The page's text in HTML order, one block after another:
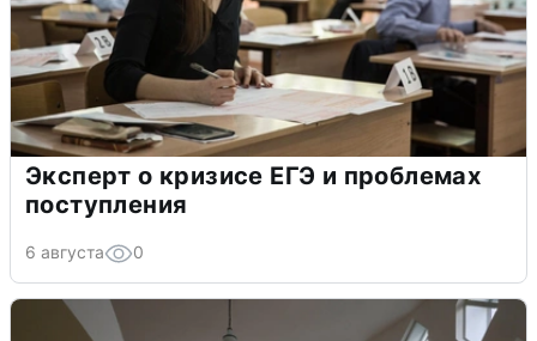
Эксперт о кризисе ЕГЭ и проблемах
поступления
6 августа 0